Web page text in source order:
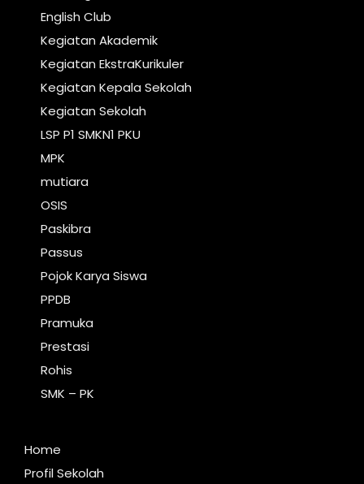
English Club
Kegiatan Akademik
Kegiatan EkstraKurikuler
Kegiatan Kepala Sekolah
Kegiatan Sekolah
LSP P1 SMKN1 PKU
MPK
mutiara
OSIS
Paskibra
Passus
Pojok Karya Siswa
PPDB
Pramuka
Prestasi
Rohis
SMK – PK
Home
Profil Sekolah